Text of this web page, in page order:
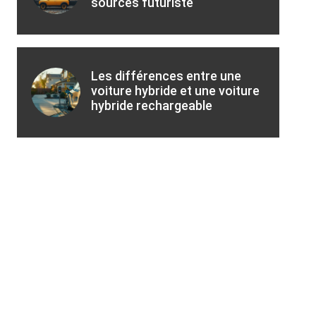
Les différences entre une
voiture hybride et une voiture
hybride rechargeable